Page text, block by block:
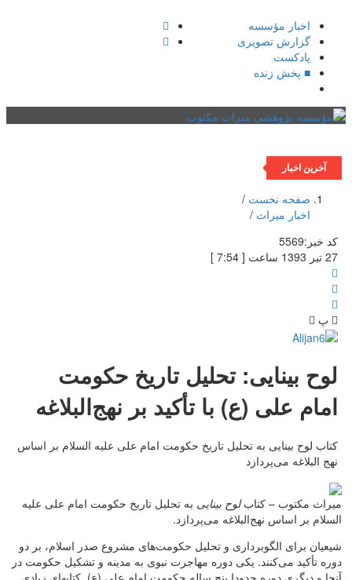
اخبار مؤسسه
گزارش تصویری
پادکست‌
■ پخش زنده
آخرین اخبار
صفحه نخست /
اخبار میراث /
کد خبر:5569
27 تیر 1393 ساعت [ 7:54 ]
پ
لوح بینایی: تحلیل تاریخ حکومت
امام علی (ع) با تأکید بر نهج‌البلاغه
کتاب لوح بینایی به تحلیل تاریخ حکومت امام علی علیه السلام بر اساس
نهج البلاغه می‌پردازد
ميراث مكتوب – کتابلوح بینایی به تحلیل تاریخ حکومت امام علی علیه
السلام بر اساس نهج‌البلاغه می‌پردازد.
شیعیان برای الگوبرداری و تحلیل حکومت‌های مشروع صدر اسلام، بر دو
دوره تأکید می‌کنند. یکی دوره مهاجرت نبوی به مدینه و تشکیل حکومت در